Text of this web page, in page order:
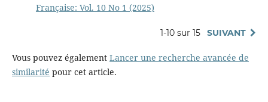
Française: Vol. 10 No 1 (2025)
1-10 sur 15 SUIVANT
Vous pouvez également Lancer une recherche avancée de
similarité pour cet article.